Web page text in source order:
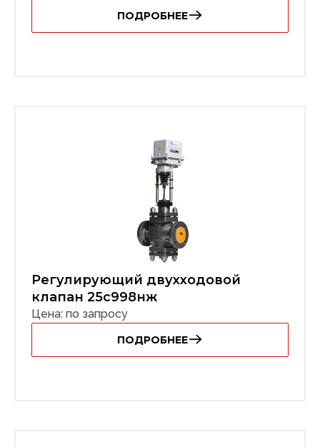
ПОДРОБНЕЕ
Регулирующий двухходовой
клапан 25с998нж
Цена: по запросу
ПОДРОБНЕЕ